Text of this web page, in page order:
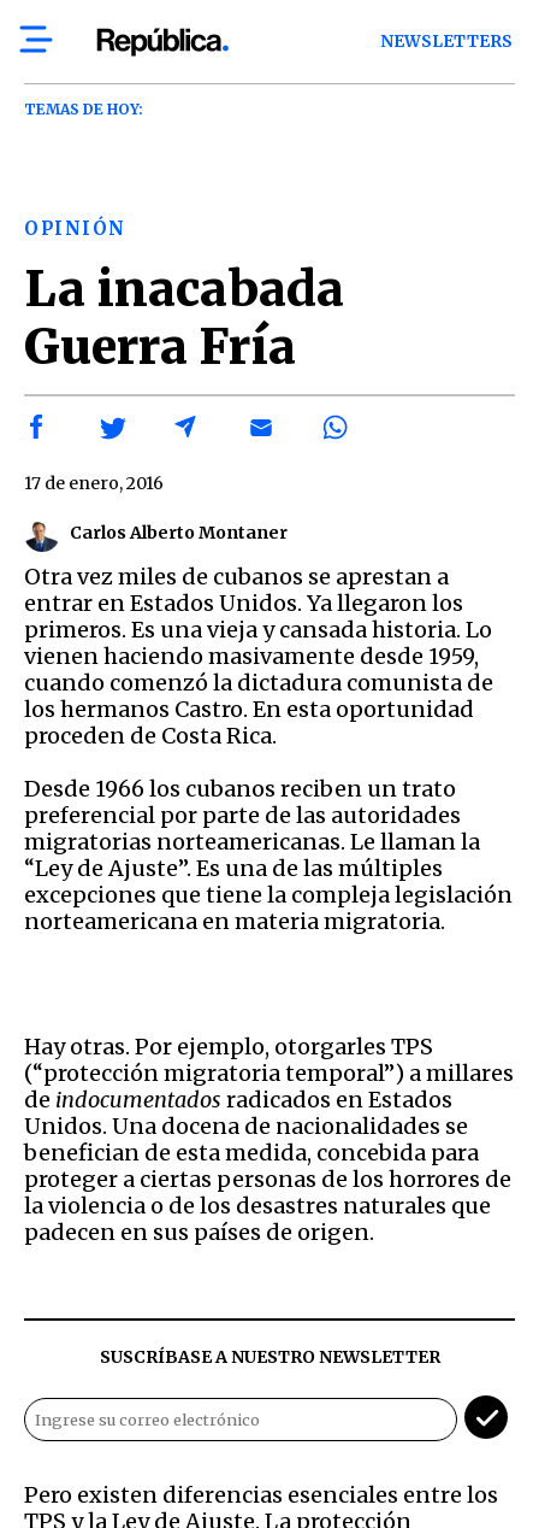
NEWSLETTERS
TEMAS DE HOY:
OPINIÓN
La inacabada
Guerra Fría
Carlos Alberto Montaner
17 de enero, 2016
Otra vez miles de cubanos se aprestan a
entrar en Estados Unidos. Ya llegaron los
primeros. Es una vieja y cansada historia. Lo
vienen haciendo masivamente desde 1959,
cuando comenzó la dictadura comunista de
los hermanos Castro. En esta oportunidad
proceden de Costa Rica.
Desde 1966 los cubanos reciben un trato
preferencial por parte de las autoridades
migratorias norteamericanas. Le llaman la
“Ley de Ajuste”. Es una de las múltiples
excepciones que tiene la compleja legislación
norteamericana en materia migratoria.
Hay otras. Por ejemplo, otorgarles TPS
(“protección migratoria temporal”) a millares
de indocumentados radicados en Estados
Unidos. Una docena de nacionalidades se
benefician de esta medida, concebida para
proteger a ciertas personas de los horrores de
la violencia o de los desastres naturales que
padecen en sus países de origen.
SUSCRÍBASE A NUESTRO NEWSLETTER
Pero existen diferencias esenciales entre los
TPS y la Ley de Ajuste. La protección